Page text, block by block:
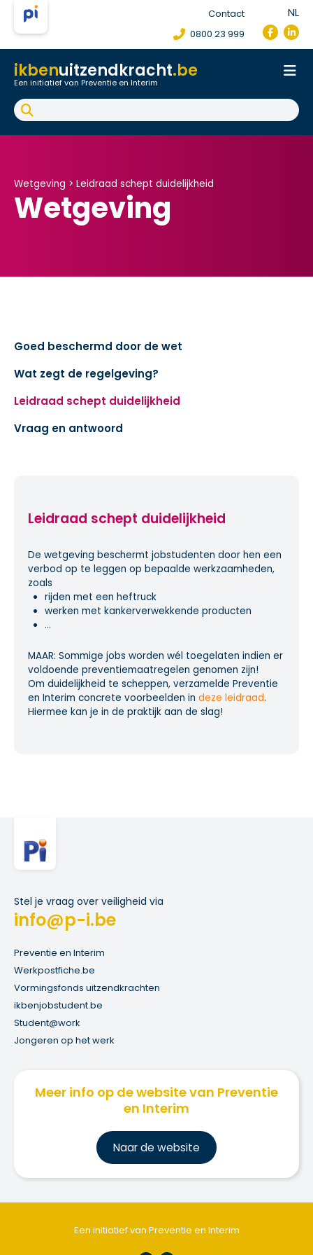
Contact
0800 23 999
NL
ikbenuitzendkracht.be
Een initiatief van Preventie en Interim
Onthaal
Werkpostfiche
Arbeidsongeval
Wetgeving > Leidraad schept duidelijkheid
Wetgeving
Goed beschermd door de wet
Wat zegt de regelgeving?
Leidraad schept duidelijkheid
Vraag en antwoord
Leidraad schept duidelijkheid
De wetgeving beschermt jobstudenten door hen een
verbod op te leggen op bepaalde werkzaamheden,
zoals
rijden met een heftruck
werken met kankerverwekkende producten
...
MAAR: Sommige jobs worden wél toegelaten indien er
voldoende preventiemaatregelen genomen zijn!
Om duidelijkheid te scheppen, verzamelde Preventie
en Interim concrete voorbeelden in deze leidraad.
Hiermee kan je in de praktijk aan de slag!
Stel je vraag over veiligheid via
info@p-i.be
Preventie en Interim
Werkpostfiche.be
Vormingsfonds uitzendkrachten
ikbenjobstudent.be
Student@work
Jongeren op het werk
Meer info op de website van Preventie
en Interim
Naar de website
Een initiatief van Preventie en Interim